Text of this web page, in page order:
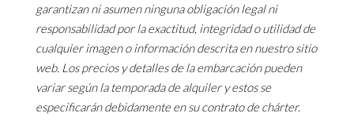
garantizan ni asumen ninguna obligación legal ni
responsabilidad por la exactitud, integridad o utilidad de
cualquier imagen o información descrita en nuestro sitio
web. Los precios y detalles de la embarcación pueden
variar según la temporada de alquiler y estos se
especificarán debidamente en su contrato de chárter.